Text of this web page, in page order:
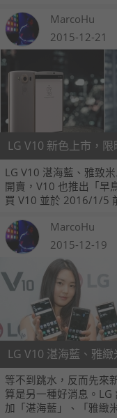
款新色，今日起陸續上市
MarcoHu
2015-12-21
LG V10 新色上市，
LG V10 湛海藍、雅致
開賣，V10 也推出「
買 V10 並於 2016/1/5
MarcoHu
2015-12-19
LG V10 湛海藍、雅
等不到跳水，反而先來
算是另一種好消息。
加「湛海藍」、「雅緻